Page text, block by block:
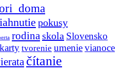
pokusy
rodina skola Slovensko
tvorenie umenievianoce
čítanie